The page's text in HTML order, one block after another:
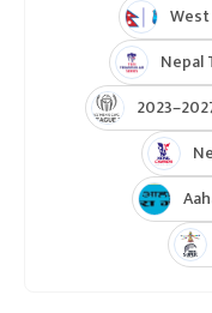
Nepal